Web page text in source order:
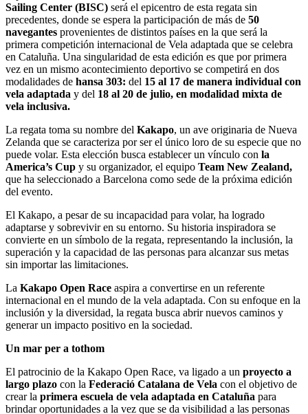
Sailing Center (BISC) será el epicentro de esta regata sin
precedentes, donde se espera la participación de más de 50
navegantes provenientes de distintos países en la que será la
primera competición internacional de Vela adaptada que se celebra
en Cataluña. Una singularidad de esta edición es que por primera
vez en un mismo acontecimiento deportivo se competirá en dos
modalidades de hansa 303: del 15 al 17 de manera individual con
vela adaptada y del 18 al 20 de julio, en modalidad mixta de
vela inclusiva.
La regata toma su nombre del Kakapo, un ave originaria de Nueva
Zelanda que se caracteriza por ser el único loro de su especie que no
puede volar. Esta elección busca establecer un vínculo con la
America’s Cup y su organizador, el equipo Team New Zealand,
que ha seleccionado a Barcelona como sede de la próxima edición
del evento.
El Kakapo, a pesar de su incapacidad para volar, ha logrado
adaptarse y sobrevivir en su entorno. Su historia inspiradora se
convierte en un símbolo de la regata, representando la inclusión, la
superación y la capacidad de las personas para alcanzar sus metas
sin importar las limitaciones.
La Kakapo Open Race aspira a convertirse en un referente
internacional en el mundo de la vela adaptada. Con su enfoque en la
inclusión y la diversidad, la regata busca abrir nuevos caminos y
generar un impacto positivo en la sociedad.
Un mar per a tothom
El patrocinio de la Kakapo Open Race, va ligado a un proyecto a
largo plazo con la Federació Catalana de Vela con el objetivo de
crear la primera escuela de vela adaptada en Cataluña para
brindar oportunidades a la vez que se da visibilidad a las personas